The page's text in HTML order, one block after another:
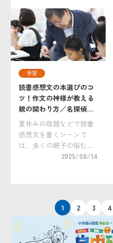
け学習面で積み残しがな
いように授業の進度が早
くなることもあり、生活
面・学習面ともに、モチ
ベーション維持に苦労す
る […]
学習
読書感想文の本選びのコ
ツ！作文の神様が教える
親の関わり方／名探偵コ
ナンゼミ読書感想文 特別
教室
夏休みの宿題などで読書
感想文を書くシーンで
は、多くの親子の悩む声
が寄せられます。そんな
ドバイス。小学館の「名
探偵コナンゼミ」がこの
夏開催した「読書感想文
[…]
2025/08/14
の
1 2 3 4